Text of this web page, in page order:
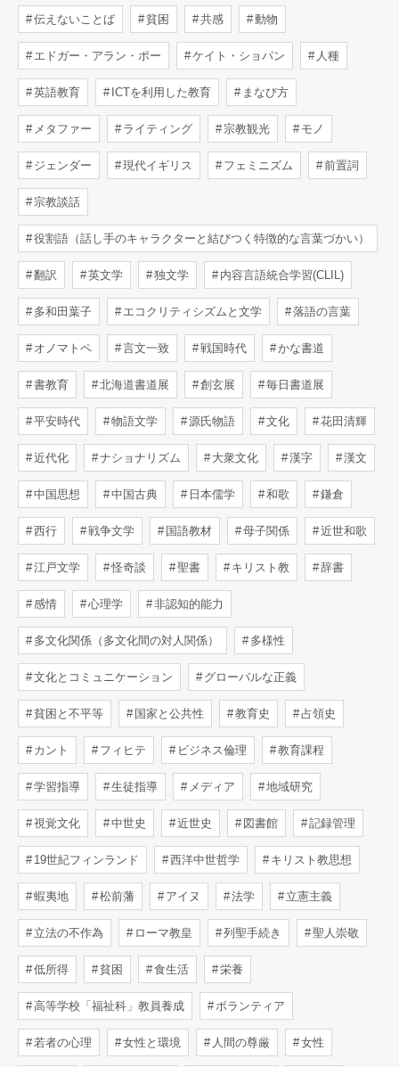
伝えないことば 貧困 共感 動物
エドガー・アラン・ポー ケイト・ショパン 人種
英語教育 ICTを利用した教育 まなび方
メタファー ライティング 宗教観光 モノ
ジェンダー 現代イギリス フェミニズム 前置詞
宗教談話
役割語（話し手のキャラクターと結びつく特徴的な言葉づかい）
翻訳 英文学 独文学 内容言語統合学習(CLIL)
多和田葉子 エコクリティシズムと文学 落語の言葉
オノマトペ 言文一致 戦国時代 かな書道
書教育 北海道書道展 創玄展 毎日書道展
平安時代 物語文学 源氏物語 文化 花田清輝
近代化 ナショナリズム 大衆文化 漢字 漢文
中国思想 中国古典 日本儒学 和歌 鎌倉
西行 戦争文学 国語教材 母子関係 近世和歌
江戸文学 怪奇談 聖書 キリスト教 辞書
感情 心理学 非認知的能力
多文化関係（多文化間の対人関係） 多様性
文化とコミュニケーション グローバルな正義
貧困と不平等 国家と公共性 教育史 占領史
カント フィヒテ ビジネス倫理 教育課程
学習指導 生徒指導 メディア 地域研究
視覚文化 中世史 近世史 図書館 記録管理
19世紀フィンランド 西洋中世哲学 キリスト教思想
蝦夷地 松前藩 アイヌ 法学 立憲主義
立法の不作為 ローマ教皇 列聖手続き 聖人崇敬
低所得 貧困 食生活 栄養
高等学校「福祉科」教員養成 ボランティア
若者の心理 女性と環境 人間の尊厳 女性